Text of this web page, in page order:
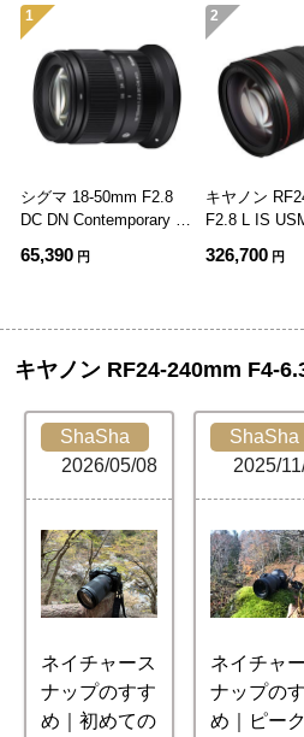
1
シグマ 18-50mm F2.8
DC DN Contemporary キ
65,390 円
2
キヤノン
F2.8 L IS
326,700 円
キヤノン RF24-240mm F4-
ShaSha
2026/05/08
ネイチャース
ナップのすす
め｜初めての
ShaSha
2025/
ネイチャ
ナップの
め｜ピー